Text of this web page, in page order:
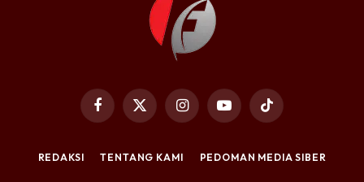
Facebook
X
InstagramYouTubeTikTok
REDAKSI TENTANG KAMI PEDOMAN MEDIA SIBER